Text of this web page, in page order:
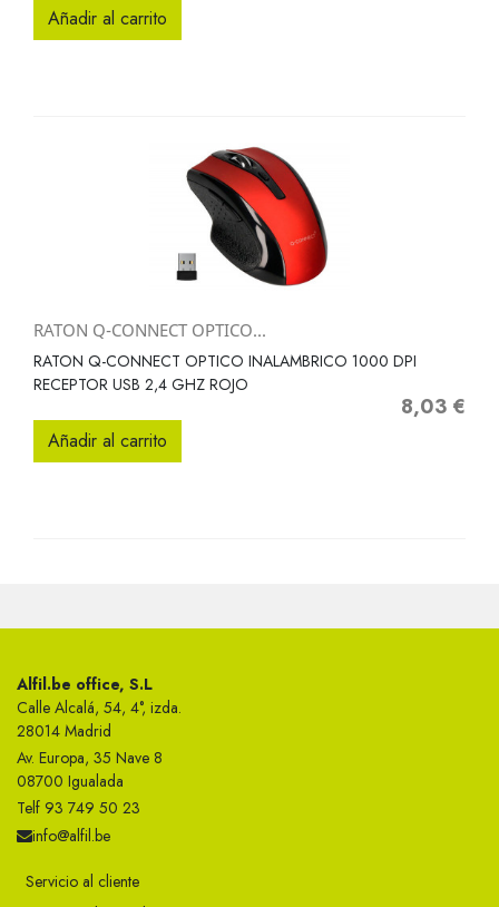
Añadir al carrito
RATON Q-CONNECT OPTICO...
RATON Q-CONNECT OPTICO INALAMBRICO 1000 DPI
RECEPTOR USB 2,4 GHZ ROJO
Precio
8,03 €
Añadir al carrito
Alfil.be office, S.L
Calle Alcalá, 54, 4°, izda.
28014 Madrid
Av. Europa, 35 Nave 8
08700 Igualada
Telf 93 749 50 23
info@alfil.be
Servicio al cliente